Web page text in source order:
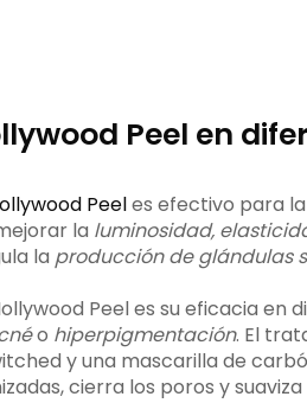
Peel en
Peeles efectivo para
la luminosidad,
la producción de glándulas
Peel es su eficacia en
o hiperpigmentación. El
y una mascarilla de
cierra los poros y